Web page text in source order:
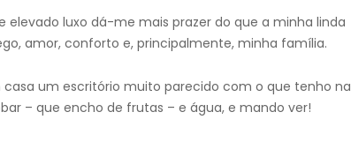
luxo dá-me mais prazer do que a minha linda
amor, conforto e, principalmente, minha família.
um escritório muito parecido com o que tenho na
– que encho de frutas – e água, e mando ver!